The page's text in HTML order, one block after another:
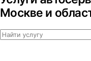
Москве и